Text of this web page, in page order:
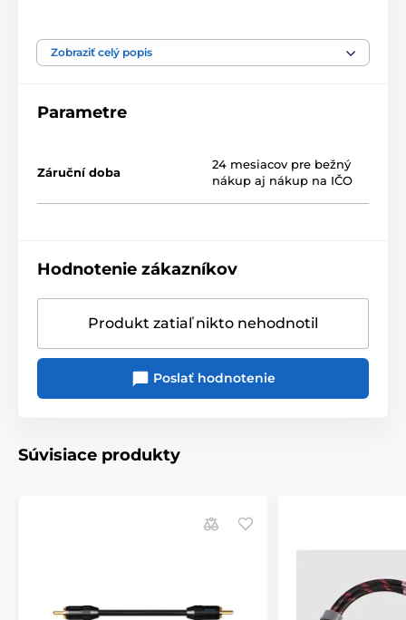
vláken mědi
180 ks - 0.08 mm 6N monokrystalických vláken mědi
Zobraziť celý popis
Parametre
Záruční doba
24 mesiacov pre bežný
nákup aj nákup na IČO
Hodnotenie zákazníkov
Produkt zatiaľ nikto nehodnotil
Poslať hodnotenie
Súvisiace produkty